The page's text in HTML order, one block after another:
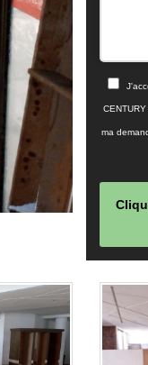
ma
field
should
be left